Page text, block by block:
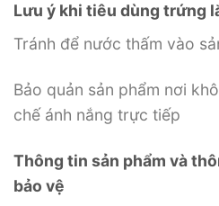
Lưu ý khi tiêu dùng trứng
Tránh để nước thấm vào
Bảo quản sản phẩm nơi
chế ánh nắng trực tiếp
Thông tin sản phẩm và
bảo vệ